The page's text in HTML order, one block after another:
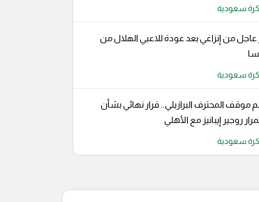
كرة سعودية
عاجل من إنزاغي بعد عودة للاعبي الهلال من
كرة سعودية
موقف المحترف البرازيلي.. قرار نهائي بشأن
روجير إيبانيز مع الأهلي
كرة سعودية